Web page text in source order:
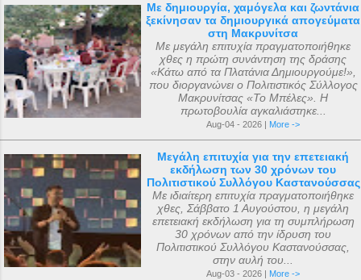
Με δημιουργία, χαμόγελα και ζωντάνια
ξεκίνησαν τα δημιουργικά απογεύματα
στη Μακρυνίτσα
Με μεγάλη επιτυχία πραγματοποιήθηκε
χθες η πρώτη συνάντηση της δράσης
«Κάτω από τα Πλατάνια Δημιουργούμε!»,
που διοργανώνει ο Πολιτιστικός Σύλλογος
Μακρυνίτσας «Το Μπέλες». Η
πρωτοβουλία αγκαλιάστηκε...
Aug-04 - 2026 | More ->
Μεγάλη επιτυχία για την επετειακή
εκδήλωση των 30 χρόνων του
Πολιτιστικού Συλλόγου Καστανούσσας
Με ιδιαίτερη επιτυχία πραγματοποιήθηκε
χθες, Σάββατο 1 Αυγούστου, η μεγάλη
επετειακή εκδήλωση για τη συμπλήρωση
30 χρόνων από την ίδρυση του
Πολιτιστικού Συλλόγου Καστανούσσας,
στην αυλή του...
Aug-03 - 2026 | More ->